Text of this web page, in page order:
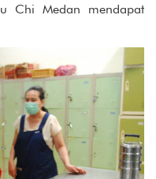
Chi Medan mendapat